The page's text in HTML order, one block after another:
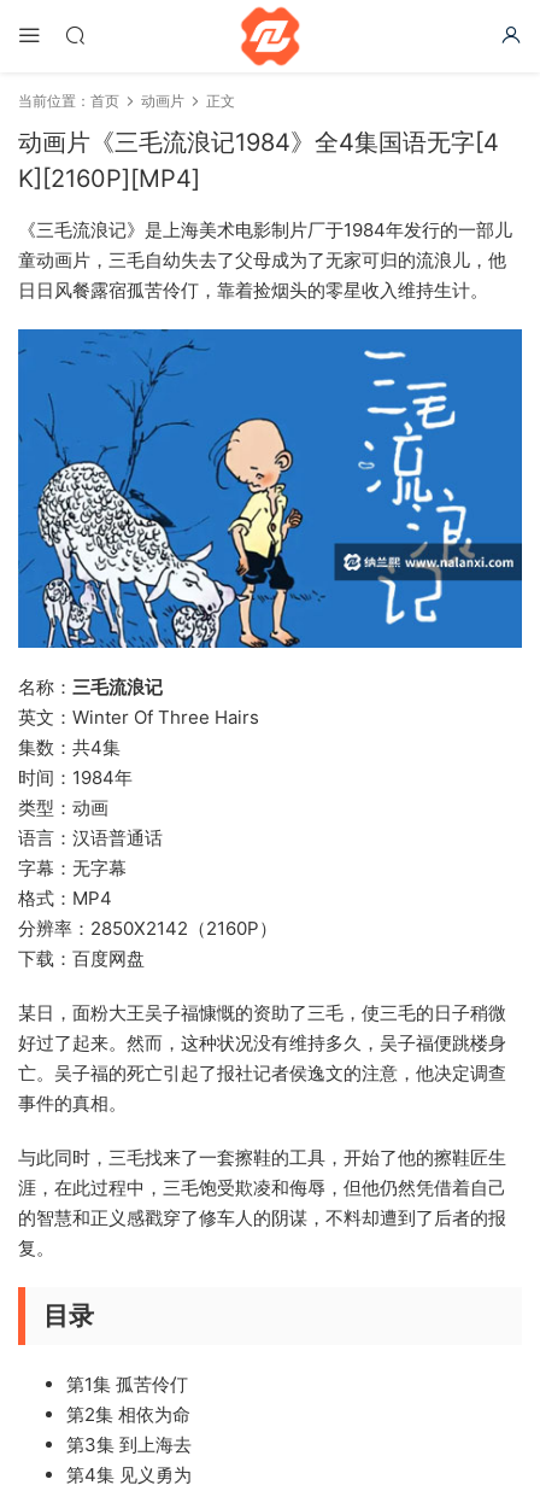
当前位置： 首页 动画片 正文
动画片《三毛流浪记1984》全4集国语无字[4
K][2160P][MP4]
《三毛流浪记》是上海美术电影制片厂于1984年发行的一部儿
童动画片，三毛自幼失去了父母成为了无家可归的流浪儿，他
日日风餐露宿孤苦伶仃，靠着捡烟头的零星收入维持生计。
名称： 三毛流浪记
英文：Winter Of Three Hairs
集数：共4集
时间：1984年
类型：动画
语言：汉语普通话
字幕：无字幕
格式：MP4
分辨率：2850X2142（2160P）
下载：百度网盘
某日，面粉大王吴子福慷慨的资助了三毛，使三毛的日子稍微
好过了起来。然而，这种状况没有维持多久，吴子福便跳楼身
亡。吴子福的死亡引起了报社记者侯逸文的注意，他决定调查
事件的真相。
与此同时，三毛找来了一套擦鞋的工具，开始了他的擦鞋匠生
涯，在此过程中，三毛饱受欺凌和侮辱，但他仍然凭借着自己
的智慧和正义感戳穿了修车人的阴谋，不料却遭到了后者的报
复。
目录
第1集 孤苦伶仃
第2集 相依为命
第3集 到上海去
第4集 见义勇为